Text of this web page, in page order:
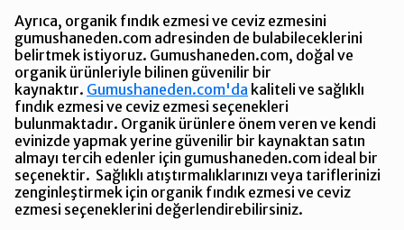
Ayrıca, organik fındık ezmesi ve ceviz ezmesini
gumushaneden.com adresinden de bulabileceklerini
belirtmek istiyoruz. Gumushaneden.com, doğal ve
organik ürünleriyle bilinen güvenilir bir
kaynaktır. Gumushaneden.com'da kaliteli ve sağlıklı
fındık ezmesi ve ceviz ezmesi seçenekleri
bulunmaktadır. Organik ürünlere önem veren ve kendi
evinizde yapmak yerine güvenilir bir kaynaktan satın
almayı tercih edenler için gumushaneden.com ideal bir
seçenektir. Sağlıklı atıştırmalıklarınızı veya tariflerinizi
zenginleştirmek için organik fındık ezmesi ve ceviz
ezmesi seçeneklerini değerlendirebilirsiniz.